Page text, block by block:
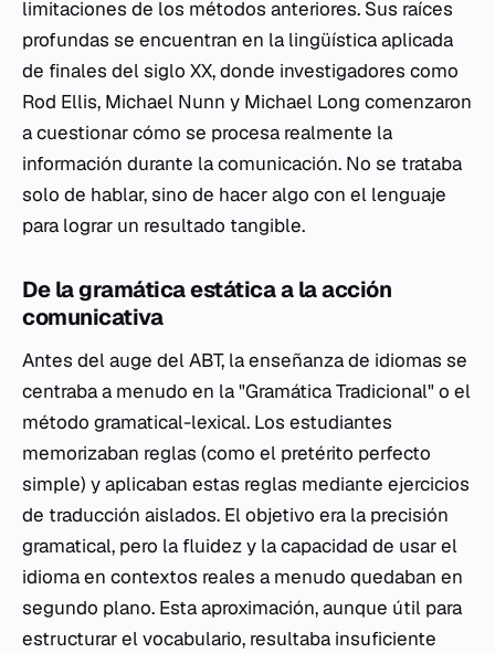
limitaciones de los métodos anteriores. Sus raíces
profundas se encuentran en la lingüística aplicada
de finales del siglo XX, donde investigadores como
Rod Ellis, Michael Nunn y Michael Long comenzaron
a cuestionar cómo se procesa realmente la
información durante la comunicación. No se trataba
solo de hablar, sino de haceralgo con el lenguaje
para lograr un resultado tangible.
De la gramática estática a la acción
comunicativa
Antes del auge del ABT, la enseñanza de idiomas se
centraba a menudo en la "Gramática Tradicional" o el
método gramatical-lexical. Los estudiantes
memorizaban reglas (como el pretérito perfecto
simple) y aplicaban estas reglas mediante ejercicios
de traducción aislados. El objetivo era la precisión
gramatical, pero la fluidez y la capacidad de usar el
idioma en contextos reales a menudo quedaban en
segundo plano. Esta aproximación, aunque útil para
estructurar el vocabulario, resultaba insuficiente